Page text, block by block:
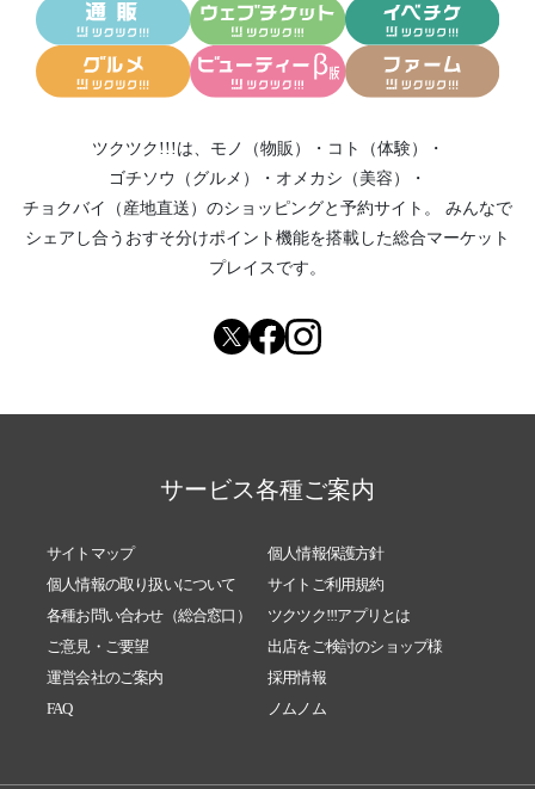
2024/10/05 《オーガニックな暮らしのすすめ》HYDRAL
YOGA TEA
2024/09/08 《新たな旅路へ。》HYDRAL YOGA TEA
ーで。》HYDRAL YOGA TEA
2024/07/08 《インド人はアイスティーを飲まない？》HY
《 飲む瞑想 とは？》HYDRAL YOGA TEA
ゼント企画》HYDRAL YOGA TEA
《ミラクルクッキー®︎がグレードアップして再
入荷！》HYDRAL YOGA TEA
2024/02/02
《旧正月とバレンタインセット♡今おすすめ
A TEA
2023/12/31《新たな辰年をどう描く？お茶の力で未来設
2023/12/04
《33階の天空でティータイムを・12月はラッ
ツクツク!!!は、 モノ（物販） ・ コト（体験）
・
ゴチソウ（グルメ）
・ オメカシ（美容）
・
チョクバイ（産地直送） のショッピングと予約サイト。
みんなで
シェアし合う おすそ分けポイント機能を搭載した総合マーケット
プレイスです。
サービス各種ご案内
サイトマップ
個人情報保護方針
個人情報の取り扱いについて
サイトご利用規約
各種お問い合わせ（総合窓口）
ツクツク!!!アプリとは
ご意見・ご要望
出店をご検討のショップ様
運営会社のご案内
採用情報
FAQ
ノムノム